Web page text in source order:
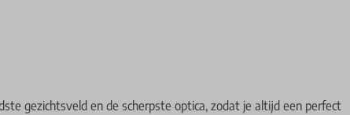
gezichtsveld en de scherpste optica, zodat je altijd een perfect